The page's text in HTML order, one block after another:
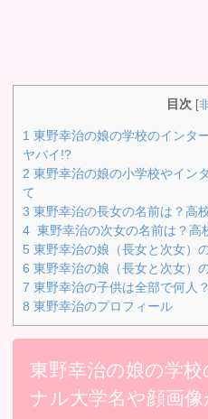
目次 [
1 東野幸治の娘の学校のインタ
ヤバイ!?
2 東野幸治の娘の小学校やイン
て
3 東野幸治の長女の名前は？高
4 東野幸治の次女の名前は？高
5 東野幸治の娘（長女と次女）
6 東野幸治の娘（長女と次女）
7 東野幸治の子供は全部で何人
8 東野幸治のプロフィール
東野幸治の娘の学
ナル大学名や顔画